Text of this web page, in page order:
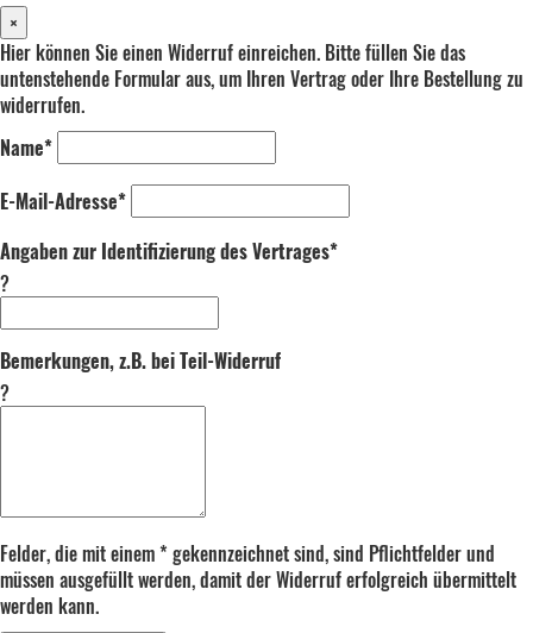
×
Hier können Sie einen Widerruf einreichen. Bitte füllen Sie das
untenstehende Formular aus, um Ihren Vertrag oder Ihre Bestellung zu
widerrufen.
Name*
E-Mail-Adresse*
Angaben zur Identifizierung des Vertrages*
?
Bemerkungen, z.B. bei Teil-Widerruf
?
Felder, die mit einem * gekennzeichnet sind, sind Pflichtfelder und
müssen ausgefüllt werden, damit der Widerruf erfolgreich übermittelt
werden kann.